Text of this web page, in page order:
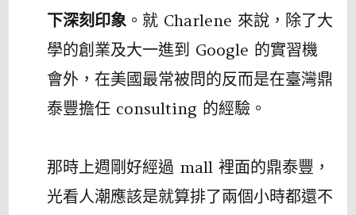
下深刻印象 。就 Charlene 來說，除了大
學的創業及大一進到 Google 的實習機
會外，在美國最常被問的反而是在臺灣鼎
泰豐擔任 consulting 的經驗。
那時上週剛好經過 mall 裡面的鼎泰豐，
光看人潮應該是就算排了兩個小時都還不